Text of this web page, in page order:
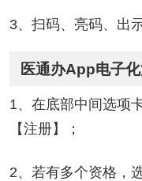
3、扫码、亮码、出
医通办App电子
1、在底部中间选项
【注册】；
2、若有多个资格，